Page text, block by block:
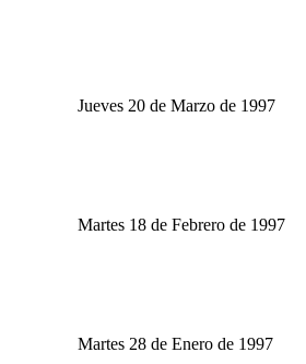
Jueves 20 de Marzo de 1997
Martes 18 de Febrero de 1997
Martes 28 de Enero de 1997